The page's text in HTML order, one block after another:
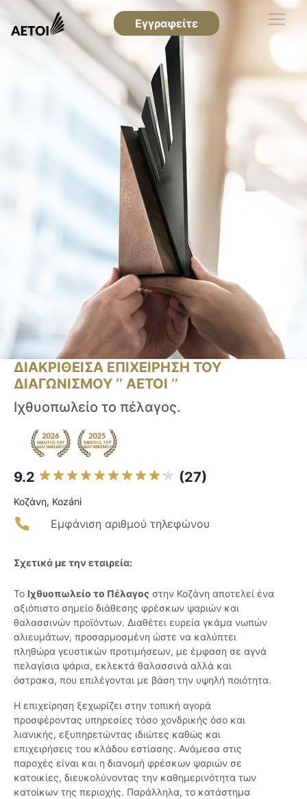
Εγγραφείτε
ΔΙΑΚΡΙΘΕΙΣΑ ΕΠΙΧΕΙΡΗΣΗ ΤΟΥ
ΔΙΑΓΩΝΙΣΜΟΥ ‘’ ΑΕΤΟΙ ‘’
Ιχθυοπωλείο το πέλαγος.
9.2 (27)
Κοζάνη, Kozáni
Εμφάνιση αριθμού τηλεφώνου
Σχετικά με την εταιρεία:
Το Ιχθυοπωλείο το Πέλαγος στην Κοζάνη αποτελεί ένα
αξιόπιστο σημείο διάθεσης φρέσκων ψαριών και
θαλασσινών προϊόντων. Διαθέτει ευρεία γκάμα νωπών
αλιευμάτων, προσαρμοσμένη ώστε να καλύπτει
πληθώρα γευστικών προτιμήσεων, με έμφαση σε αγνά
πελαγίσια ψάρια, εκλεκτά θαλασσινά αλλά και
όστρακα, που επιλέγονται με βάση την υψηλή ποιότητα.
Η επιχείρηση ξεχωρίζει στην τοπική αγορά
προσφέροντας υπηρεσίες τόσο χονδρικής όσο και
λιανικής, εξυπηρετώντας ιδιώτες καθώς και
επιχειρήσεις του κλάδου εστίασης. Ανάμεσα στις
παροχές είναι και η διανομή φρέσκων ψαριών σε
κατοικίες, διευκολύνοντας την καθημερινότητα των
κατοίκων της περιοχής. Παράλληλα, το κατάστημα